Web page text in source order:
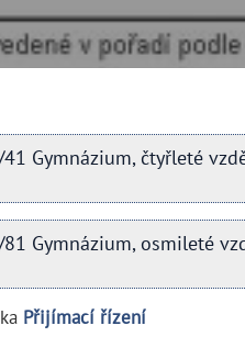
Gymnázium, čtyřleté
Gymnázium, osmileté
Přijímací řízení